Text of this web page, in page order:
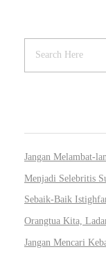
Jangan Melambat-
Menjadi Selebritis
Sebaik-Baik
Orangtua Kita,
Jangan Mencari